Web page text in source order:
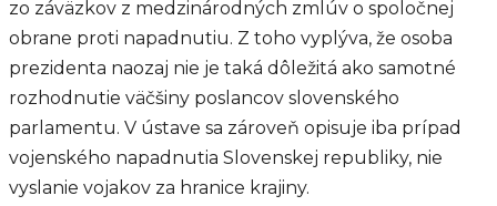
zo záväzkov z medzinárodných zmlúv o spoločnej
obrane proti napadnutiu. Z toho vyplýva, že osoba
prezidenta naozaj nie je taká dôležitá ako samotné
rozhodnutie väčšiny poslancov slovenského
parlamentu. V ústave sa zároveň opisuje iba prípad
vojenského napadnutia Slovenskej republiky, nie
vyslanie vojakov za hranice krajiny.